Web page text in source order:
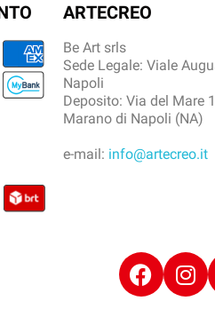
ARTECREO
Be Art srls
Sede Legale: Viale
Napoli
Deposito: Via del Mare
Marano di Napoli (NA)
e-mail: info@artecreo.it